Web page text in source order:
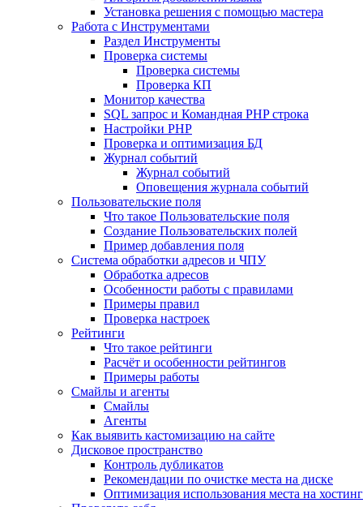
Установка решения с помощью мастера
Работа с Инструментами
Раздел Инструменты
Проверка системы
Проверка системы
Проверка КП
Монитор качества
SQL запрос и Командная PHP строка
Настройки PHP
Проверка и оптимизация БД
Журнал событий
Журнал событий
Оповещения журнала событий
Пользовательские поля
Что такое Пользовательские поля
Создание Пользовательских полей
Пример добавления поля
Система обработки адресов и ЧПУ
Обработка адресов
Особенности работы с правилами
Примеры правил
Проверка настроек
Рейтинги
Что такое рейтинги
Расчёт и особенности рейтингов
Примеры работы
Смайлы и агенты
Смайлы
Агенты
Как выявить кастомизацию на сайте
Дисковое пространство
Контроль дубликатов
Рекомендации по очистке места на диске
Оптимизация использования места на